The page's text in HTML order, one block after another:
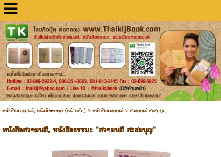
หนังสือสวดมนต์, หนังสือธรรมะ (หน้าหลัก) > หนังสือสวดมนต์> สวดมนต์ สะสมบุญ
หนังสือสวดมนต์, หนังสือธรรมะ "สวดมนต์ สะสมบุญ"